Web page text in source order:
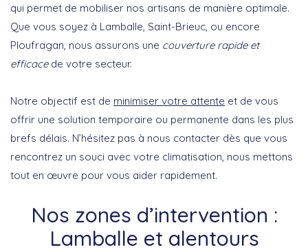
qui permet de mobiliser nos artisans de manière optimale.
Que vous soyez à Lamballe, Saint-Brieuc, ou encore
Ploufragan, nous assurons une couverture rapide et
efficacede votre secteur.
Notre objectif est de minimiser votre attente et de vous
offrir une solution temporaire ou permanente dans les plus
brefs délais. N’hésitez pas à nous contacter dès que vous
rencontrez un souci avec votre climatisation, nous mettons
tout en œuvre pour vous aider rapidement.
Nos zones d’intervention :
Lamballe et alentours